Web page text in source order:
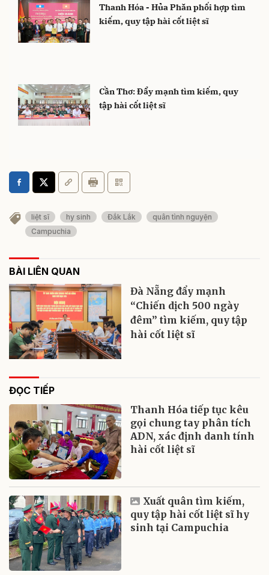
Thanh Hóa - Hủa Phăn phối hợp tìm
kiếm, quy tập hài cốt liệt sĩ
Cần Thơ: Đẩy mạnh tìm kiếm, quy
tập hài cốt liệt sĩ
liệt sĩ hy sinh Đắk Lắk
quân tình nguyện
Campuchia
BÀI LIÊN QUAN
Đà Nẵng đẩy mạnh
“Chiến dịch 500 ngày
đêm” tìm kiếm, quy tập
hài cốt liệt sĩ
ĐỌC TIẾP
Thanh Hóa tiếp tục kêu
gọi chung tay phân tích
ADN, xác định danh tính
hài cốt liệt sĩ
Xuất quân tìm kiếm,
quy tập hài cốt liệt sĩ hy
sinh tại Campuchia